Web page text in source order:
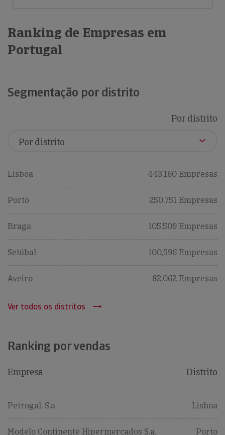
Ranking de Empresas em
Portugal
Segmentação por distrito
Por distrito
Lisboa 443,160 Empresas
Porto 250,751 Empresas
Braga 105,509 Empresas
Setúbal 100,596 Empresas
Aveiro 82,062 Empresas
Ver todos os distritos
Ranking por vendas
Empresa Distrito
Petrogal, S.a. Lisboa
Modelo Continente Hipermercados S.a. Porto